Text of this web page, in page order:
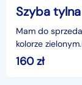
Szyba
Mam do
kolorze
szyb ,zadzwon
160zł